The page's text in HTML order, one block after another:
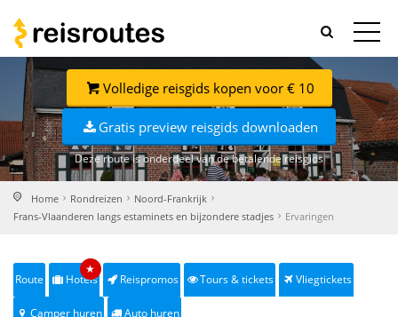
Volledige reisgids kopen voor € 10
Gratis preview reisgids downloaden
Deze route is onderdeel van de betalende reisgids
Home Rondreizen
Noord-Frankrijk
Frans-Vlaanderen langs estaminets en bijzondere stadjes
Ervaringen
Route Hotels
★
Reispromos Tours & tickets Vliegtickets
Camper huren Auto huren